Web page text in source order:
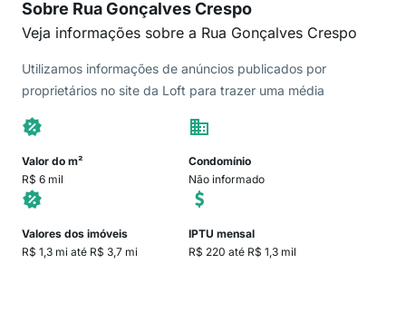
Sobre Rua Gonçalves Crespo
Veja informações sobre a Rua Gonçalves Crespo
Utilizamos informações de anúncios publicados por
proprietários no site da Loft para trazer uma média
Valor do m²
R$ 6 mil
Condomínio
Não informado
Valores dos imóveis
R$ 1,3 mi até R$ 3,7 mi
IPTU mensal
R$ 220 até R$ 1,3 mil